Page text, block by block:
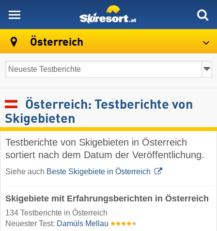
Österreich
Österreich: Testberichte von
Skigebieten
Testberichte von Skigebieten in Österreich
sortiert nach dem Datum der Veröffentlichung.
Siehe auch Beste Skigebiete in Österreich
Skigebiete mit Erfahrungsberichten in Österreich
134 Testberichte in Österreich
Neuester Test: Damüls Mellau